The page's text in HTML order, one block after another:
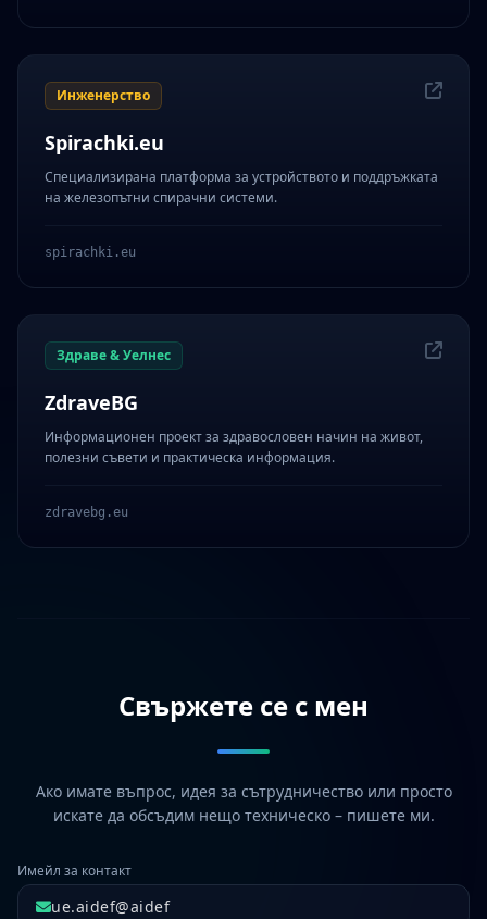
Инженерство
Spirachki.eu
Специализирана платформа за устройството и поддръжката
на железопътни спирачни системи.
spirachki.eu
Здраве & Уелнес
ZdraveBG
Информационен проект за здравословен начин на живот,
полезни съвети и практическа информация.
zdravebg.eu
Свържете се с мен
Ако имате въпрос, идея за сътрудничество или просто
искате да обсъдим нещо техническо – пишете ми.
Имейл за контакт
ue.aidef@aidef